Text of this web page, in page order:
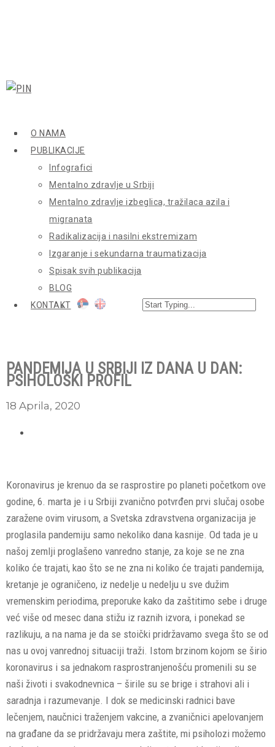
O NAMA
PUBLIKACIJE
Infografici
Mentalno zdravlje u Srbiji
Mentalno zdravlje izbeglica, tražilaca azila i
migranata
Radikalizacija i nasilni ekstremizam
Izgaranje i sekundarna traumatizacija
Spisak svih publikacija
BLOG
KONTAKT
PANDEMIJA U SRBIJI IZ DANA U DAN:
PSIHOLOŠKI PROFIL
18 Aprila, 2020
Koronavirus je krenuo da se rasprostire po planeti početkom ove
godine, 6. marta je i u Srbiji zvanično potvrđen prvi slučaj osobe
zaražene ovim virusom, a Svetska zdravstvena organizacija je
proglasila pandemiju samo nekoliko dana kasnije. Od tada je u
našoj zemlji proglašeno vanredno stanje, za koje se ne zna
koliko će trajati, kao što se ne zna ni koliko će trajati pandemija,
kretanje je ograničeno, iz nedelje u nedelju u sve dužim
vremenskim periodima, preporuke kako da zaštitimo sebe i druge
već više od mesec dana stižu iz raznih izvora, i ponekad se
razlikuju, a na nama je da se stoički pridržavamo svega što se od
nas u ovoj vanrednoj situaciji traži. Istom brzinom kojom se širio
koronavirus i sa jednakom rasprostranjenošću promenili su se
naši životi i svakodnevnica – širile su se brige i strahovi ali i
saradnja i razumevanje. I dok se medicinski radnici bave
lečenjem, naučnici traženjem vakcine, a zvaničnici apelovanjem
na građane da se pridržavaju mera zaštite, mi psiholozi možemo